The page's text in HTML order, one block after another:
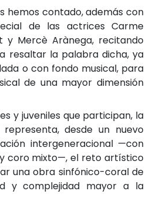
hemos contado, además con
de las actrices Carme
y Mercè Arànega, recitando
resaltar la palabra dicha, ya
o con fondo musical, para
de una mayor dimensión
y juveniles que participan, la
desde un nuevo
intergeneracional —con
coro mixto—, el reto artístico
una obra sinfónico-coral de
y complejidad mayor a la